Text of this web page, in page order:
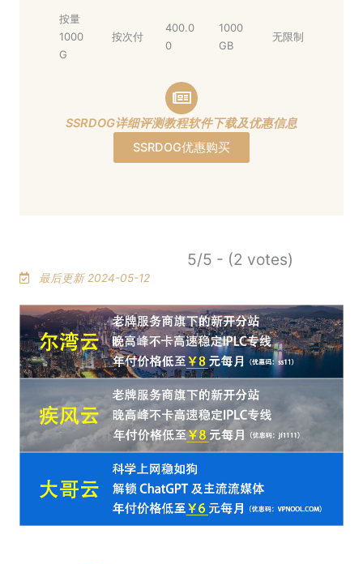
按量
1000
G
按次付
400.0
0
1000
GB
无限制
SSRDOG详细评测教程软件下载及优惠信息
SSRDOG优惠购买
5/5 - (2 votes)
最后更新 2024-05-12